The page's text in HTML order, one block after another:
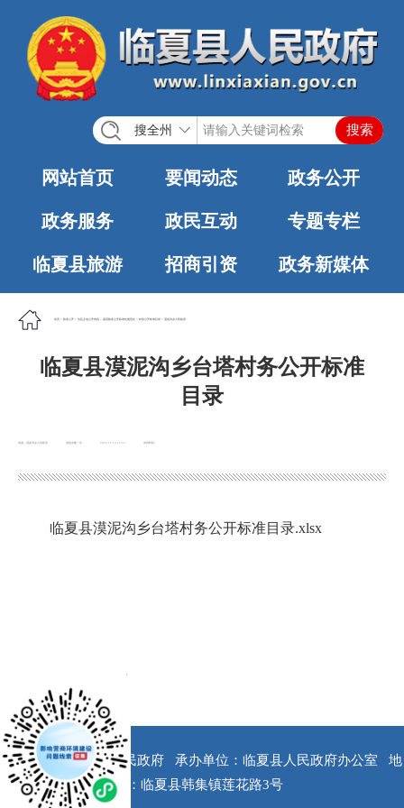
搜全州
网站首页 要闻动态 政务公开
政务服务 政民互动 专题专栏
临夏县旅游 招商引资 政务新媒体
首页 政务公开 法定主动公开内容 基层政务公开标准化规范化 村务公开标准目录 漠泥沟乡人民政府
临夏县漠泥沟乡台塔村务公开标准
目录
来源：漠泥沟乡人民政府 浏览次数： 发布时间：
2022-11-14 15:55
临夏县漠泥沟乡台塔村务公开标准目录.xlsx
版权所有：临夏县人民政府 承办单位：临夏县人民政府办公室
地
址：临夏县韩集镇莲花路3号
x